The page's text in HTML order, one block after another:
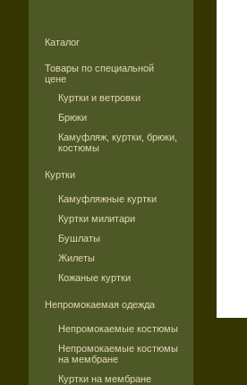
Каталог
Товары по специальной
цене
Куртки и ветровки
Брюки
Камуфляж, куртки, брюки,
костюмы
Куртки
Камуфляжные куртки
Куртки милитари
Бушлаты
Жилеты
Кожаные куртки
Непромокаемая одежда
Непромокаемые костюмы
Непромокаемые костюмы
на мембране
Куртки на мембране